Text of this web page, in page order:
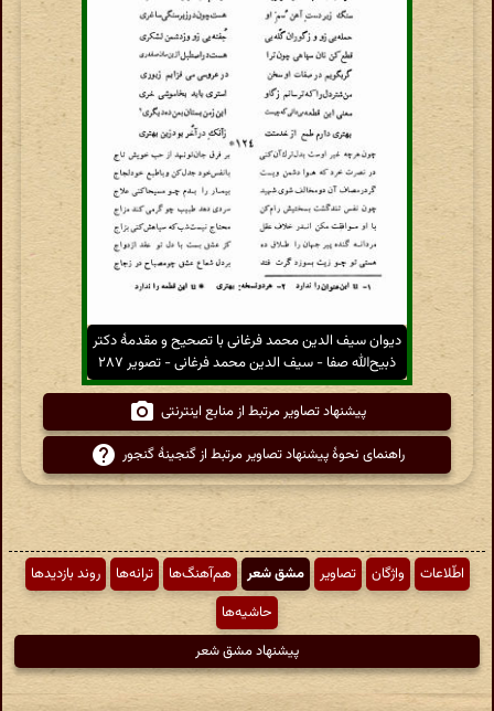
دیوان سیف الدین محمد فرغانی با تصحیح و مقدمهٔ دکتر
ذبیح‌الله صفا - سیف الدین محمد فرغانی - تصویر ۲۸۷
پیشنهاد تصاویر مرتبط از منابع اینترنتی
راهنمای نحوهٔ پیشنهاد تصاویر مرتبط از گنجینهٔ گنجور
اطّلاعات واژگان تصاویر مشق شعر هم‌آهنگ‌ها ترانه‌ها
روند بازدیدها
حاشیه‌ها
پیشنهاد مشق شعر